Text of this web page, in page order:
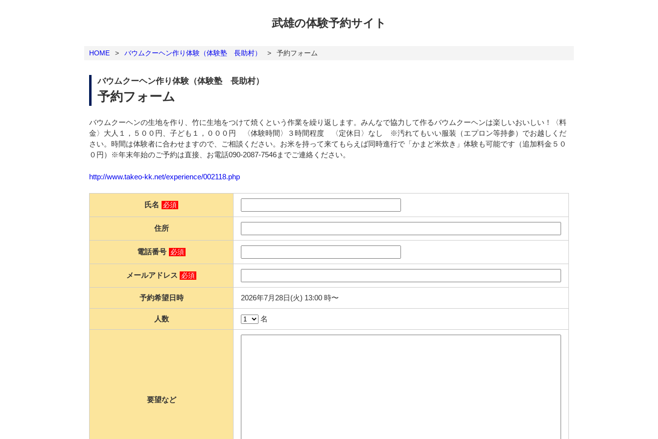
武雄の体験予約サイト
HOME > バウムクーヘン作り体験（体験塾 長助村） > 予約フォーム
バウムクーヘン作り体験（体験塾 長助村）
予約フォーム
バウムクーヘンの生地を作り、竹に生地をつけて焼くという作業を繰り返します。みんなで協力して作るバウムクーヘンは楽しいおいしい！〈料
金〉大人１，５００円、子ども１，０００円 〈体験時間〉３時間程度 〈定休日〉なし ※汚れてもいい服装（エプロン等持参）でお越しくだ
さい。時間は体験者に合わせますので、ご相談ください。お米を持って来てもらえば同時進行で「かまど米炊き」体験も可能です（追加料金５０
０円）※年末年始のご予約は直接、お電話090-2087-7546までご連絡ください。
http://www.takeo-kk.net/experience/002118.php
氏名 必須
住所
電話番号 必須
メールアドレス 必須
予約希望日時 2026年7月28日(火) 13:00 時〜
人数 名
要望など